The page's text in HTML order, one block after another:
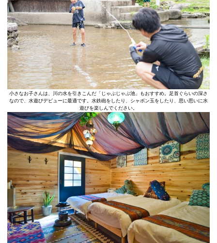
小さなお子さんは、川の水を引きこんだ「じゃぶじゃぶ池」もおすすめ。足首ぐらいの深さ
なので、水遊びデビューに最適です。水鉄砲をしたり、シャボン玉をしたり、思い思いに水
遊びを楽しんでください。